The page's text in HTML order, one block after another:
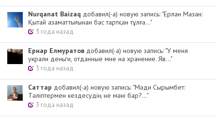
Nurqanat Baizaq добавил(-а) новую запись: "Ерлан Мазан:
Қытай азаматтығынан бас тартқан тұлға..."
3 года назад
Ернар Елмуратов добавил(-а) новую запись: "У меня
украли деньги, отданные мне на хранение. Яв..."
3 года назад
Cаттар добавил(-а) новую запись: "Мәди Сырымбет:
Тәліптермен кездесудің не мәні бар?..."
3 года назад